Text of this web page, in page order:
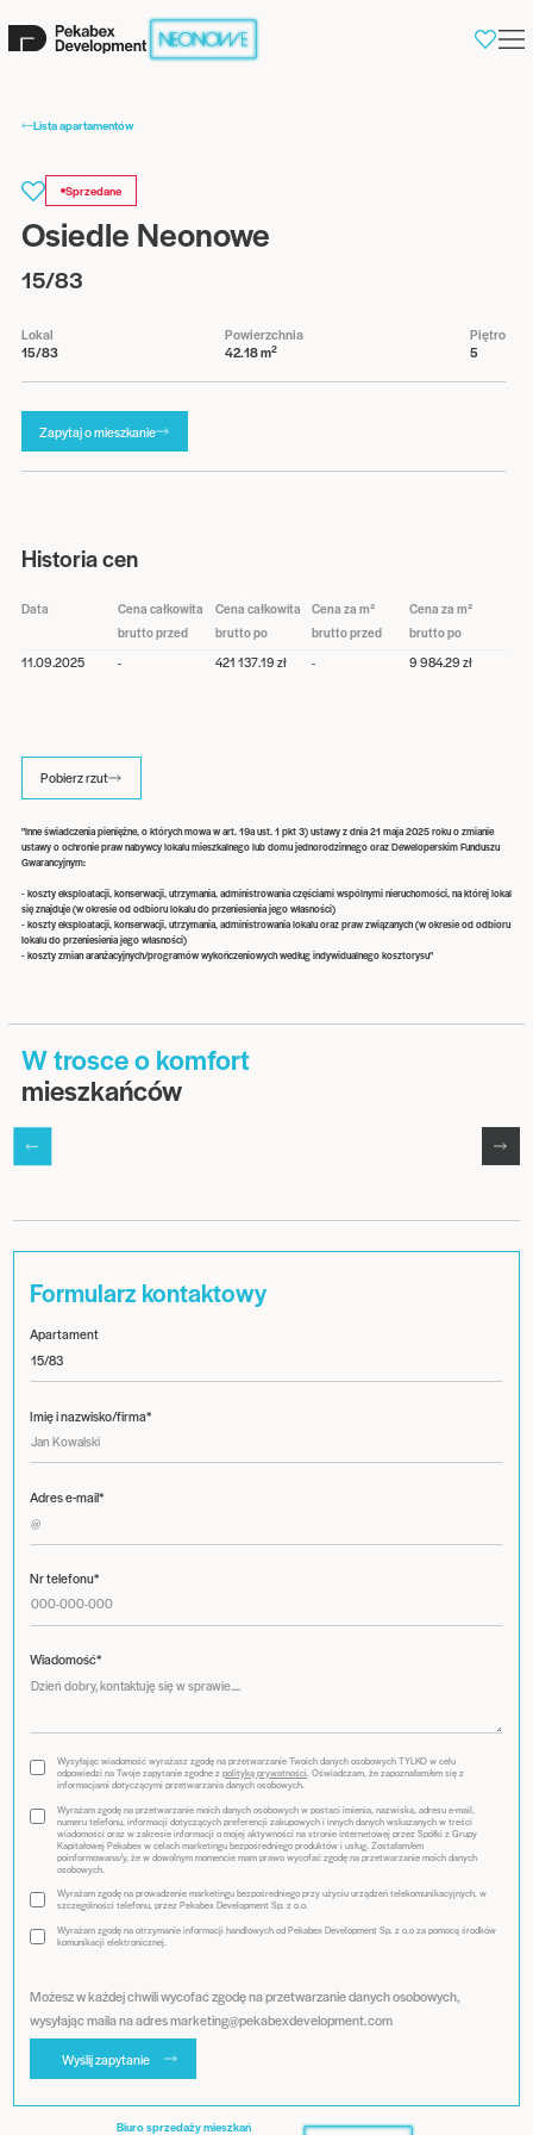
0
Lista apartamentów
Sprzedane
Osiedle Neonowe
15/83
Lokal
15/83
Powierzchnia
42.18 m2
Piętro
5
Zapytaj o mieszkanie
Historia cen
Data
Cena całkowita
brutto przed
Cena całkowita
brutto po
Cena za m²
brutto przed
Cena za m²
brutto po
11.09.2025
- 421 137.19 zł - 9 984.29 zł
Pobierz rzut
"Inne świadczenia pieniężne, o których mowa w art. 19a ust. 1 pkt 3) ustawy z dnia 21 maja 2025 roku o zmianie
ustawy o ochronie praw nabywcy lokalu mieszkalnego lub domu jednorodzinnego oraz Deweloperskim Funduszu
Gwarancyjnym:
- koszty eksploatacji, konserwacji, utrzymania, administrowania częściami wspólnymi nieruchomości, na której lokal
się znajduje (w okresie od odbioru lokalu do przeniesienia jego własności)
- koszty eksploatacji, konserwacji, utrzymania, administrowania lokalu oraz praw związanych (w okresie od odbioru
lokalu do przeniesienia jego własności)
- koszty zmian aranżacyjnych/programów wykończeniowych według indywidualnego kosztorysu"
W trosce o komfort
mieszkańców
Biuro sprzedaży mieszkań
Formularz kontaktowy
Apartament
Imię i nazwisko/firma*
Adres e-mail*
Nr telefonu*
Wiadomość*
Wysyłając wiadomość wyrażasz zgodę na przetwarzanie Twoich danych osobowych TYLKO w celu
odpowiedzi na Twoje zapytanie zgodne zpolityką prywatności. Oświadczam, że zapoznałam/em się z
informacjami dotyczącymi przetwarzania danych osobowych.
Wyrażam zgodę na przetwarzanie moich danych osobowych w postaci imienia, nazwiska, adresu e-mail,
numeru telefonu, informacji dotyczących preferencji zakupowych i innych danych wskazanych w treści
wiadomości oraz w zakresie informacji o mojej aktywności na stronie internetowej przez Spółki z Grupy
Kapitałowej Pekabex w celach marketingu bezpośredniego produktów i usług. Zostałam/em
poinformowana/y, że w dowolnym momencie mam prawo wycofać zgodę na przetwarzanie moich danych
osobowych.
Wyrażam zgodę na prowadzenie marketingu bezpośredniego przy użyciu urządzeń telekomunikacyjnych, w
szczególności telefonu, przez Pekabex Development Sp. z o.o.
Wyrażam zgodę na otrzymanie informacji handlowych od Pekabex Development Sp. z o.o za pomocą środków
komunikacji elektronicznej.
Możesz w każdej chwili wycofać zgodę na przetwarzanie danych osobowych,
wysyłając maila na adres marketing@pekabexdevelopment.com
Wyślij zapytanie